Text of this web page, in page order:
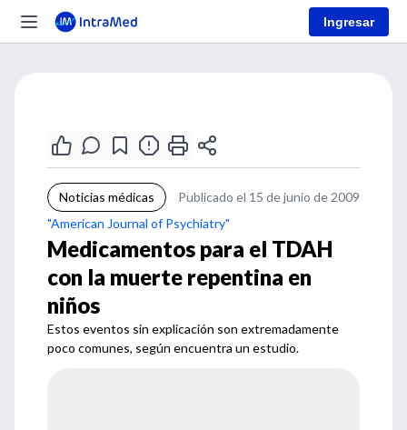
Ingresar
Noticias médicas
Publicado el 15 de junio de 2009
"American Journal of Psychiatry"
Medicamentos para el TDAH
con la muerte repentina en
niños
Estos eventos sin explicación son extremadamente
poco comunes, según encuentra un estudio.